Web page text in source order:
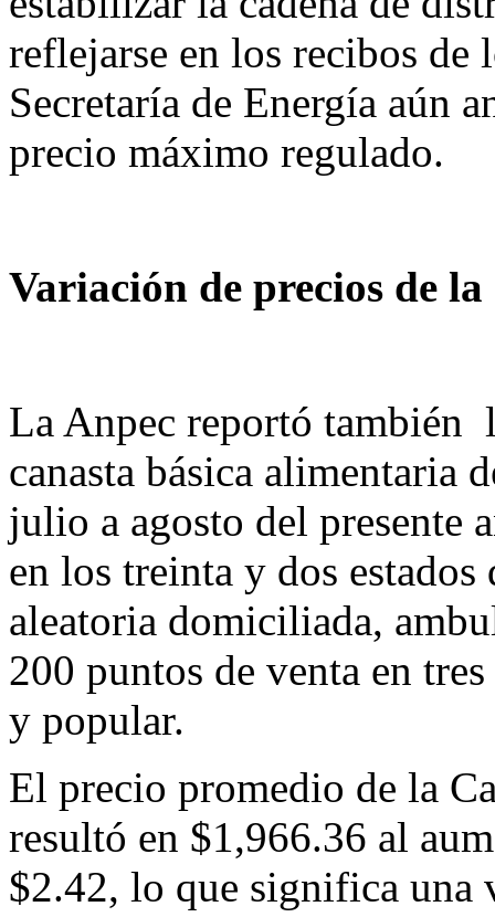
reflejarse en los recibos de
Secretaría de Energía aún
precio máximo regulado.
Variación de precios de la
La Anpec reportó también
canasta básica alimentaria
julio a agosto del presente
en los treinta y dos
aleatoria domiciliada,
200 puntos de venta en
y popular.
El precio promedio de la
resultó en $1,966.36 al
$2.42, lo que significa una